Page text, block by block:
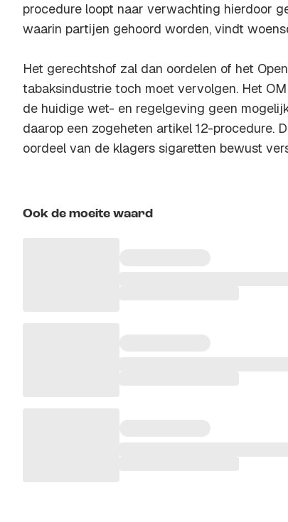
procedure loopt naar verwachting hierdoor
waarin partijen gehoord worden, vindt
Het gerechtshof zal dan oordelen of het
tabaksindustrie toch moet vervolgen. Het
de huidige wet- en regelgeving geen
daarop een zogeheten artikel 12-procedure.
oordeel van de klagers sigaretten bewust
Ook de moeite waard